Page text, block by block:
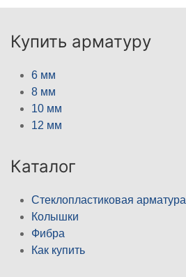
Купить арматуру
6 мм
8 мм
10 мм
12 мм
Каталог
Стеклопластиковая арматура
Колышки
Фибра
Как купить